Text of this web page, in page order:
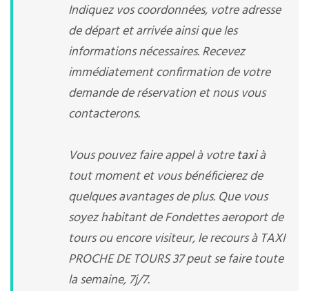
Indiquez vos coordonnées, votre adresse
de départ et arrivée ainsi que les
informations nécessaires. Recevez
immédiatement confirmation de votre
demande de réservation et nous vous
contacterons.
Vous pouvez faire appel à votretaxià
tout moment et vous bénéficierez de
quelques avantages de plus. Que vous
soyez habitant de Fondettes aeroport de
tours ou encore visiteur, le recours à TAXI
PROCHE DE TOURS 37 peut se faire toute
la semaine, 7j/7.